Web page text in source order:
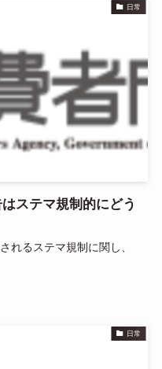
日常
ステマ規制的にどう
れるステマ規制に関し、
日常